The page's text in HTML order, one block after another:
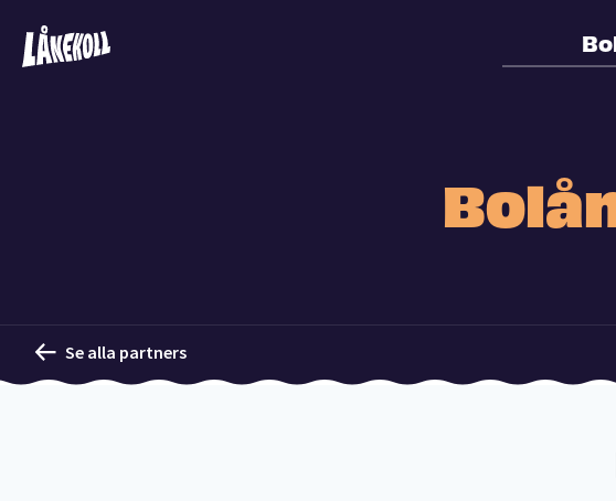
Se alla partners